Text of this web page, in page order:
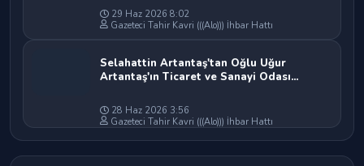
29 Haz 2026 8:02
Gazeteci Tahir Kavri (((Alo))) İhbar Hattı
Selahattin Artantaş'tan Oğlu Uğur
Artantaş'ın Ticaret ve Sanayi Odası
Bahtın Açık Olsun Oğlum"
28 Haz 2026 3:56
Gazeteci Tahir Kavri (((Alo))) İhbar Hattı